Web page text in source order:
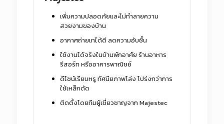
เพิ่มความปลอดภัยและไม่ทำลายความ
สวยงามของบ้าน
อากาศถ่ายเทได้ดี ลดความอับชื้น
ใช้งานได้จริงในบ้านพักอาศัย ร้านอาหาร
รีสอร์ท หรืออาคารพาณิชย์
ดีไซน์เรียบหรู ทัศนียภาพโล่ง โปร่งกว่าการ
ใช้เหล็กดัด
ติดตั้งโดยทีมผู้เชี่ยวชาญจาก Majestec